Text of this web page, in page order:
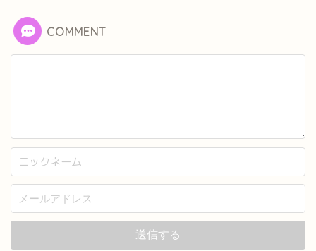
COMMENT